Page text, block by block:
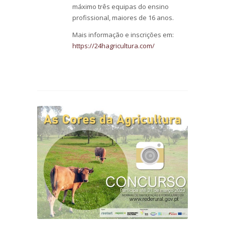
máximo três equipas do ensino
profissional, maiores de 16 anos.
Mais informação e inscrições em:
https://24hagricultura.com/